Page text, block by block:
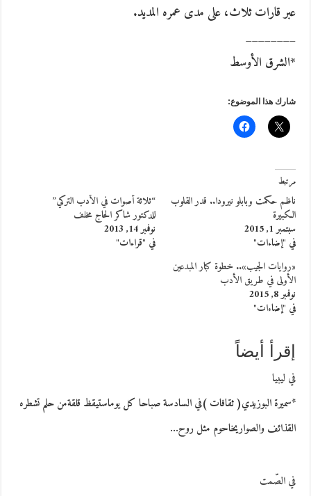
عبر قارات ثلاث، على مدى عمره المديد.
________
*الشرق الأوسط
شارك هذا الموضوع:
مرتبط
ناظم حكمت وبابلو نيرودا.. قدر القلوب
الكبيرة
سبتمبر 1, 2015
في "إضاءات"
“ثلاثة أصوات في الأدب التركي”
للدكتور شاكر الحاج مخلف
نوفمبر 14, 2013
في "قراءات"
«روايات الجيب».. خطوة كبار المبدعين
الأولى في طريق الأدب
نوفمبر 8, 2015
في "إضاءات"
إقرأ أيضاً
في ليبيا
*سميرة البوزيدي( ثقافات )في السادسة صباحا كل يوماستيقظ قلقةمن حلم تشطره
القذائف والصواريخاحوم مثل روح…
في الصّمت